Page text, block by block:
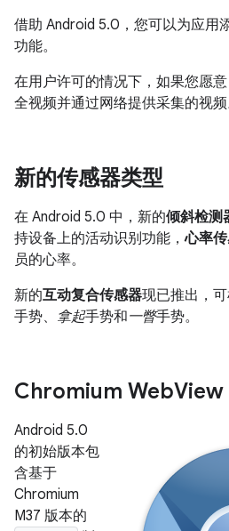
借助 Android 5.0，您可以为应用
功能。
在用户许可的情况下，如果您愿
全视频并通过网络提供采集的视频
新的传感器类型
在 Android 5.0 中，新的倾斜检测
持设备上的活动识别功能，心率
员的心率。
新的互动复合传感器现已推出，
手势、 拿起手势和一瞥手势。
Chromium WebView
Android 5.0
的初始版本包
含基于
Chromium
M37 版本的